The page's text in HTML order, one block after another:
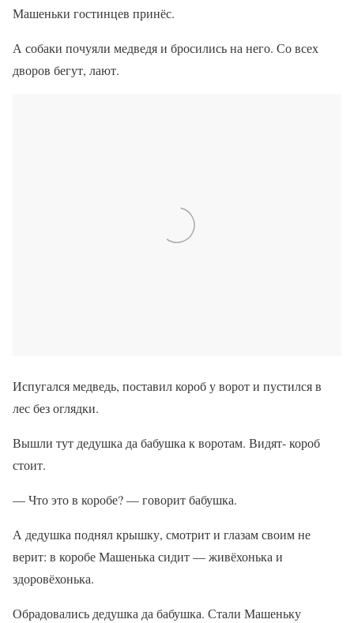
Машеньки гостинцев принёс.
А собаки почуяли медведя и бросились на него. Со всех
дворов бегут, лают.
Испугался медведь, поставил короб у ворот и пустился в
лес без оглядки.
Вышли тут дедушка да бабушка к воротам. Видят- короб
стоит.
— Что это в коробе? — говорит бабушка.
А дедушка поднял крышку, смотрит и глазам своим не
верит: в коробе Машенька сидит — живёхонька и
здоровёхонька.
Обрадовались дедушка да бабушка. Стали Машеньку